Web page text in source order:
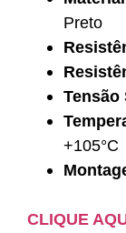
Preto
Tensão
+105°C
CLIQUE